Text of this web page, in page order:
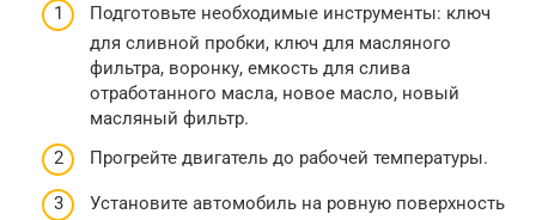
Подготовьте необходимые инструменты: ключ
для сливной пробки, ключ для масляного
фильтра, воронку, емкость для слива
отработанного масла, новое масло, новый
масляный фильтр.
Прогрейте двигатель до рабочей температуры.
Установите автомобиль на ровную поверхность